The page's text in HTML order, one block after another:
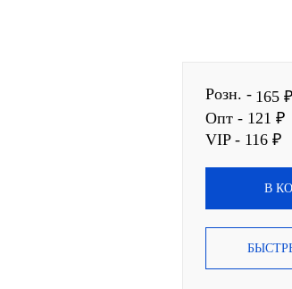
Розн. - 165 ₽
Опт - 121 ₽
VIP - 116 ₽
В